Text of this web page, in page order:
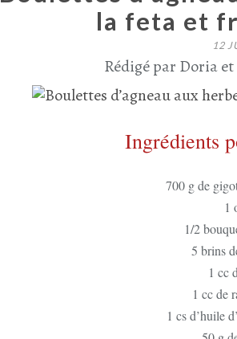
la feta et
12
Rédigé par Doria
Ingrédients
700 g de
1
1/2
5 brins
1 cc
1 cc de
1 cs d’huile